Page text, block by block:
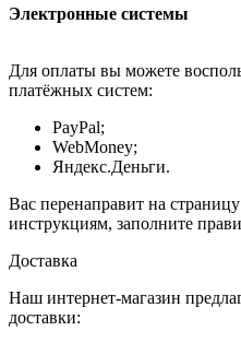
Электронные системы
Для оплаты вы можете
платёжных систем:
PayPal;
WebMoney;
Яндекс.Деньги.
Вас перенаправит на
инструкциям, заполните
Доставка
Наш интернет-магазин
доставки: